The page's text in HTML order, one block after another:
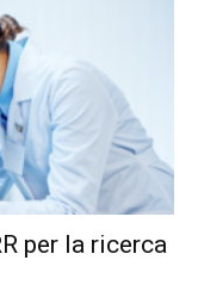
per la ricerca